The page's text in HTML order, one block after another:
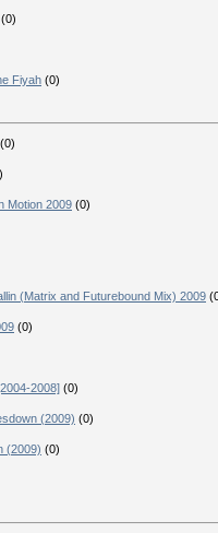
(0)
Fiyah (0)
(0)
Motion 2009 (0)
(Matrix and Futurebound Mix) 2009
(0)
2008] (0)
(2009) (0)
(2009) (0)